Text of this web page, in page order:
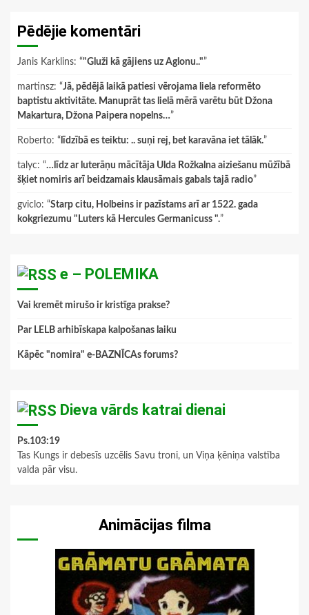
Pēdējie komentāri
Janis Karklins: “"Gluži kā gājiens uz Aglonu.."”
martinsz: “Jā, pēdējā laikā patiesi vērojama liela reformēto
baptistu aktivitāte. Manuprāt tas lielā mērā varētu būt Džona
Makartura, Džona Paipera nopelns…”
Roberto: “ līdzībā es teiktu: .. suņi rej, bet karavāna iet tālāk.”
talyc: “…līdz ar luterāņu mācītāja Ulda Rožkalna aiziešanu mūžībā
šķiet nomiris arī beidzamais klausāmais gabals tajā radio”
gviclo: “Starp citu, Holbeins ir pazīstams arī ar 1522. gada
kokgriezumu "Luters kā Hercules Germanicuss ".”
e – POLEMIKA
Vai kremēt mirušo ir kristīga prakse?
Par LELB arhibīskapa kalpošanas laiku
Kāpēc "nomira" e-BAZNĪCAs forums?
Dieva vārds katrai dienai
Ps.103:19
Tas Kungs ir debesīs uzcēlis Savu troni, un Viņa ķēniņa valstība
valda pār visu.
Animācijas filma